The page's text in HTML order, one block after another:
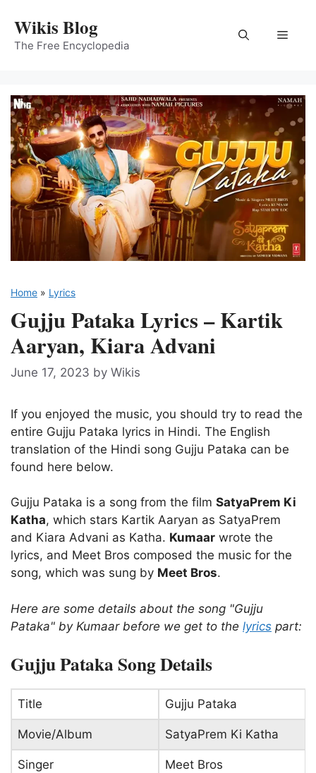
content
Wikis Blog
The Free Encyclopedia
Menu
Home » Lyrics
Gujju Pataka Lyrics – Kartik
Aaryan, Kiara Advani
June 17, 2023 by Wikis
If you enjoyed the music, you should try to read the
entire Gujju Pataka lyrics in Hindi. The English
translation of the Hindi song Gujju Pataka can be
found here below.
Gujju Pataka is a song from the film SatyaPrem Ki
Katha, which stars Kartik Aaryan as SatyaPrem
and Kiara Advani as Katha. Kumaar wrote the
lyrics, and Meet Bros composed the music for the
song, which was sung by Meet Bros.
Here are some details about the song "Gujju
Pataka" by Kumaar before we get to the lyrics part:
Gujju Pataka Song Details
Title Gujju Pataka
Movie/Album SatyaPrem Ki Katha
Singer Meet Bros